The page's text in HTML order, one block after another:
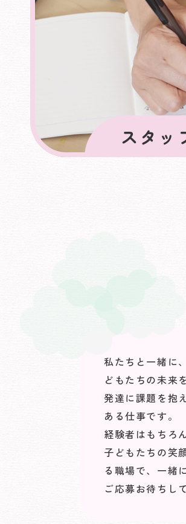
スタッ
私たちと一緒に
どもたちの未来
発達に課題を抱
ある仕事です。
経験者はもちろ
子どもたちの笑
る職場で、一緒
ご応募お待ちし